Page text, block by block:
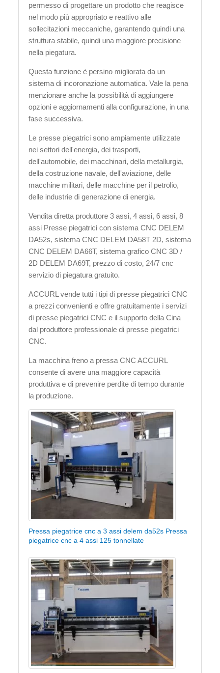
permesso di progettare un prodotto che reagisce
nel modo più appropriato e reattivo alle
sollecitazioni meccaniche, garantendo quindi una
struttura stabile, quindi una maggiore precisione
nella piegatura.
Questa funzione è persino migliorata da un
sistema di incoronazione automatica. Vale la pena
menzionare anche la possibilità di aggiungere
opzioni e aggiornamenti alla configurazione, in una
fase successiva.
Le presse piegatrici sono ampiamente utilizzate
nei settori dell'energia, dei trasporti,
dell'automobile, dei macchinari, della metallurgia,
della costruzione navale, dell'aviazione, delle
macchine militari, delle macchine per il petrolio,
delle industrie di generazione di energia.
Vendita diretta produttore 3 assi, 4 assi, 6 assi, 8
assi Presse piegatrici con sistema CNC DELEM
DA52s, sistema CNC DELEM DA58T 2D, sistema
CNC DELEM DA66T, sistema grafico CNC 3D /
2D DELEM DA69T, prezzo di costo, 24/7 cnc
servizio di piegatura gratuito.
ACCURL vende tutti i tipi di presse piegatrici CNC
a prezzi convenienti e offre gratuitamente i servizi
di presse piegatrici CNC e il supporto della Cina
dal produttore professionale di presse piegatrici
CNC.
La macchina freno a pressa CNC ACCURL
consente di avere una maggiore capacità
produttiva e di prevenire perdite di tempo durante
la produzione.
Pressa piegatrice cnc a 3 assi delem da52s Pressa
piegatrice cnc a 4 assi 125 tonnellate